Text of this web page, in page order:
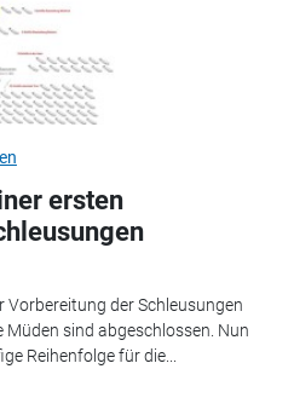
ersten
Vorbereitung der Schleusungen
sind abgeschlossen. Nun
Reihenfolge für die...